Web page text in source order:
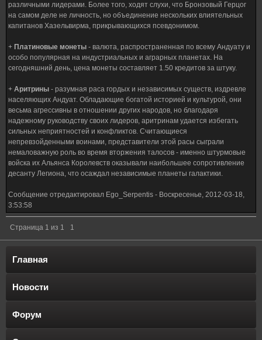
различными лидерами. Более того, ходят слухи, что Бронзовый Герцог
на самом деле не личность, но объединение нескольких влиятельных
капитанов Хазельвирма, прикрывающихся псевдонимом.
+ Платиновые монеты - валюта, распространенная по всему Андуату и
особо популярная на индустриальных и аграрных планетах. На
сегодняшний день, цена монеты составляет 1.50 кредитов за штуку.
+ Аритрины - разумная раса гордых и независимых существ, издревле
населяющих Андуат. Обладающие богатой историей и культурой, они
весьма агрессивны в отношении других народов, но благодаря
надежному руководству своих лидеров, аритринам удается избегать
сильных неприятностей и конфликтов. Считающиеся
непревзойденными воинами, представители этой расы сыграли
немаловажную роль во время вторжения талосов - именно штурмовые
войска их Альянса Королевств оказывали наибольшее сопротивление
десанту Легиона, что осаждал независимые планеты галактики.
Сообщение отредактировал Ego_Serpentis - Воскресенье, 2012-03-18,
3:53:58
Страница 1 из 1 1
Главная
Новости
Форум